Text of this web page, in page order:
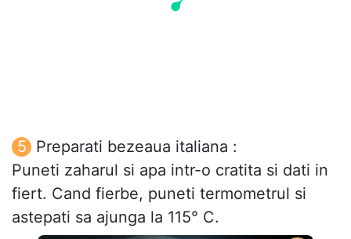
Preparati bezeaua italiana :
Puneti zaharul si apa intr-o cratita si dati in
fiert. Cand fierbe, puneti termometrul si
astepati sa ajunga la 115° C.